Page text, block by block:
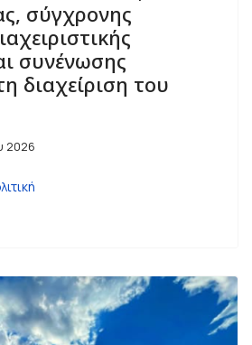
σύγχρονης
συνένωσης
διαχείριση του
2026